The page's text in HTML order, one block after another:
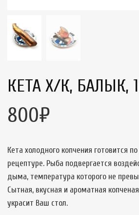
КЕТА Х/К, БАЛЫК,
800₽
Кета холодного копчения готовится
рецептуре. Рыба подвергается
дыма, температура которого не
Сытная, вкусная и ароматная
украсит Ваш стол.